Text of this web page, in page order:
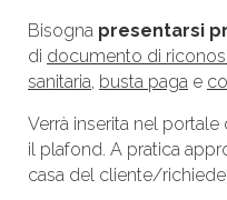
Bisogna presentarsi
di documento di
sanitaria, busta paga e
Verrà inserita nel portale
il plafond. A pratica
casa del cliente/